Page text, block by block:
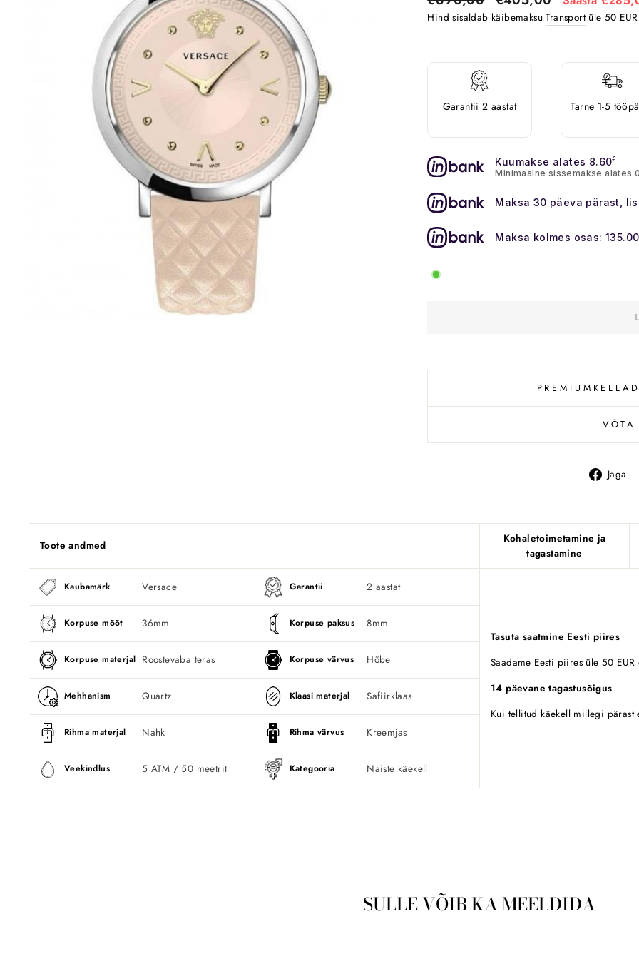
Hind sisaldab käibemaksuTransportüle 50
Garantii 2 aastat Tarne 1-5
Kuumakse alates 8.60€
Minimaalne sissemakse alates
Maksa 30 päeva pärast,
Maksa kolmes osas: 135.00
Jaga
Toote andmed
Kohaletoimetamine ja
tagastamine
Kaubamärk Versace Garantii 2 aastat
Korpuse mõõt 36mm Korpuse paksus 8mm
Korpuse materjal Roostevaba teras Korpuse värvus Hõbe
Mehhanism Quartz Klaasi materjal Safiirklaas
Rihma materjal Nahk Rihma värvus Kreemjas
Veekindlus 5 ATM / 50 meetrit Kategooria Naiste käekell
Tasuta saatmine Eesti piires
Saadame Eesti piires üle 50
14 päevane tagastusõigus
Kui tellitud käekell millegi pärast
SULLE VÕIB KA MEELDIDA